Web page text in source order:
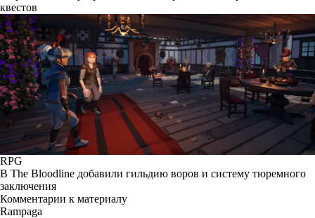
квестов
RPG
В The Bloodline добавили гильдию воров и систему тюремного
заключения
Комментарии к материалу
Rampaga